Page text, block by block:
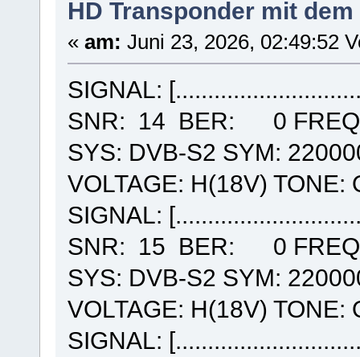
HD Transponder mit
« am: Juni 23, 2026, 02:49:52
SIGNAL:
SNR: 14 BER: 0 FREQ:
SYS: DVB-S2 SYM:
VOLTAGE: H(18V) TONE:
SIGNAL:
SNR: 15 BER: 0 FREQ:
SYS: DVB-S2 SYM:
VOLTAGE: H(18V) TONE:
SIGNAL: